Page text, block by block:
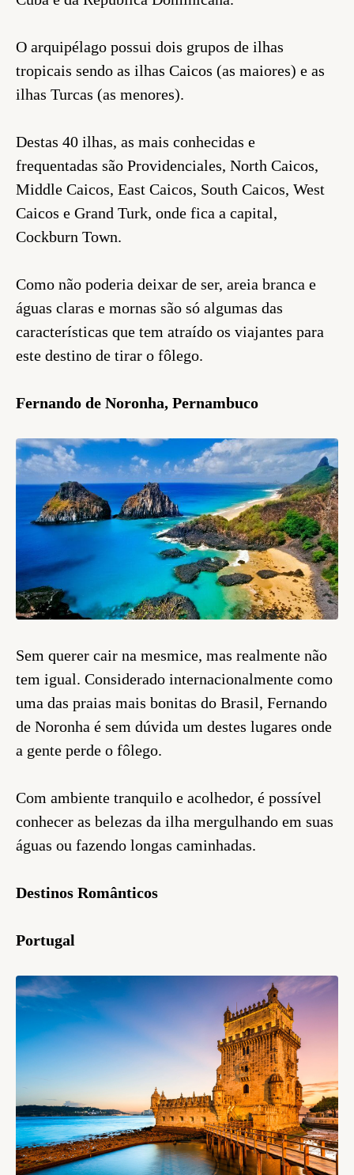
O arquipélago possui dois grupos de ilhas
tropicais sendo as ilhas Caicos (as maiores) e as
ilhas Turcas (as menores).
Destas 40 ilhas, as mais conhecidas e
frequentadas são Providenciales, North Caicos,
Middle Caicos, East Caicos, South Caicos, West
Caicos e Grand Turk, onde fica a capital,
Cockburn Town.
Como não poderia deixar de ser, areia branca e
águas claras e mornas são só algumas das
características que tem atraído os viajantes para
este destino de tirar o fôlego.
Fernando de Noronha, Pernambuco
Sem querer cair na mesmice, mas realmente não
tem igual. Considerado internacionalmente como
uma das praias mais bonitas do Brasil, Fernando
de Noronha é sem dúvida um destes lugares onde
a gente perde o fôlego.
Com ambiente tranquilo e acolhedor, é possível
conhecer as belezas da ilha mergulhando em suas
águas ou fazendo longas caminhadas.
Destinos Românticos
Portugal